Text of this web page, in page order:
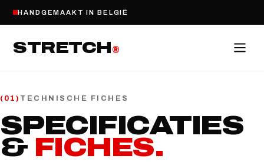
HANDGEMAAKT IN BELGIË
STRETCH®
( 01) TECHNISCHE FICHES
SPECIFICATIES
& FICHES.